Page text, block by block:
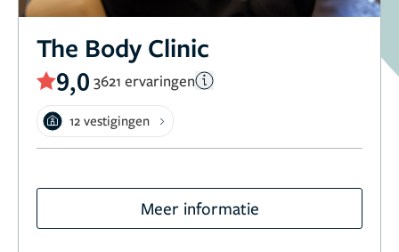
The Body Clinic
9,0 3621 ervaringen
12 vestigingen
Meer informatie